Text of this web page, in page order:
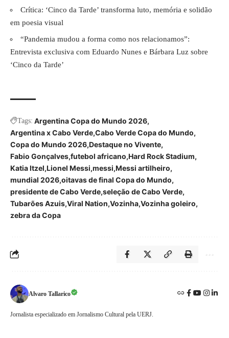
Crítica: ‘Cinco da Tarde’ transforma luto, memória e solidão
em poesia visual
“Pandemia mudou a forma como nos relacionamos”:
Entrevista exclusiva com Eduardo Nunes e Bárbara Luz sobre
‘Cinco da Tarde’
Tags: Argentina Copa do Mundo 2026
Argentina x Cabo Verde Cabo Verde Copa do Mundo
Copa do Mundo 2026 Destaque no Vivente
Fabio Gonçalves futebol africano Hard Rock Stadium
Katia Itzel Lionel Messi messi Messi artilheiro
mundial 2026 oitavas de final Copa do Mundo
presidente de Cabo Verde seleção de Cabo Verde
Tubarões Azuis Viral Nation Vozinha Vozinha goleiro
zebra da Copa
Alvaro Tallarico
Jornalista especializado em Jornalismo Cultural pela UERJ.